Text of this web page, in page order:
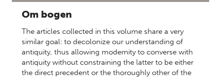
Om bogen
The articles collected in this volume share a very
similar goal: to decolonize our understanding of
antiquity, thus allowing modernity to converse with
antiquity without constraining the latter to be either
the direct precedent or the thoroughly other of the